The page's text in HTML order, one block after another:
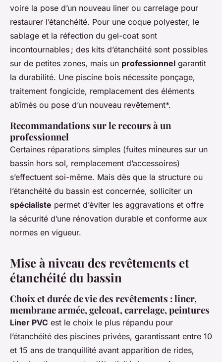
voire la pose d’un nouveau liner ou carrelage pour
restaurer l’étanchéité. Pour une coque polyester, le
sablage et la réfection du gel-coat sont
incontournables ; des kits d’étanchéité sont possibles
sur de petites zones, mais un professionnel garantit
la durabilité. Une piscine bois nécessite ponçage,
traitement fongicide, remplacement des éléments
abîmés ou pose d’un nouveau revêtement*.
Recommandations sur le recours à un
professionnel
Certaines réparations simples (fuites mineures sur un
bassin hors sol, remplacement d’accessoires)
s’effectuent soi-même. Mais dès que la structure ou
l’étanchéité du bassin est concernée, solliciter un
spécialiste permet d’éviter les aggravations et offre
la sécurité d’une rénovation durable et conforme aux
normes en vigueur.
Mise à niveau des revêtements et
étanchéité du bassin
Choix et durée de vie des revêtements : liner,
membrane armée, gelcoat, carrelage, peintures
Liner PVC est le choix le plus répandu pour
l’étanchéité des piscines privées, garantissant entre 10
et 15 ans de tranquillité avant apparition de rides,